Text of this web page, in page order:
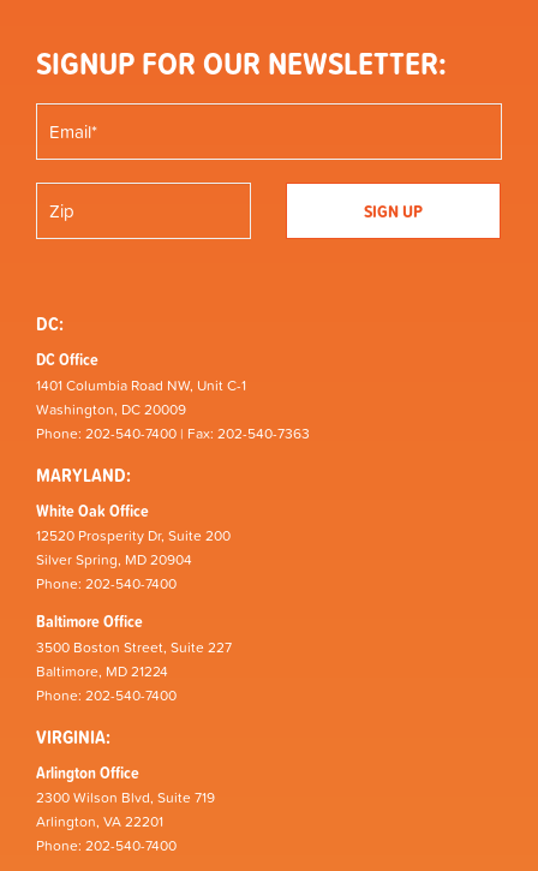
SIGNUP FOR OUR NEWSLETTER:
DC:
DC Office
1401 Columbia Road NW, Unit C-1
Washington, DC 20009
Phone: 202-540-7400 | Fax: 202-540-7363
MARYLAND:
White Oak Office
12520 Prosperity Dr, Suite 200
Silver Spring, MD 20904
Phone: 202-540-7400
Baltimore Office
3500 Boston Street, Suite 227
Baltimore, MD 21224
Phone: 202-540-7400
VIRGINIA:
Arlington Office
2300 Wilson Blvd, Suite 719
Arlington, VA 22201
Phone: 202-540-7400